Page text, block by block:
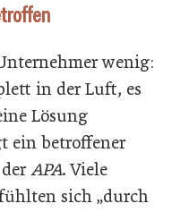
wenig:
in der Luft, es
Lösung
ein betroffener
APA. Viele
sich „durch